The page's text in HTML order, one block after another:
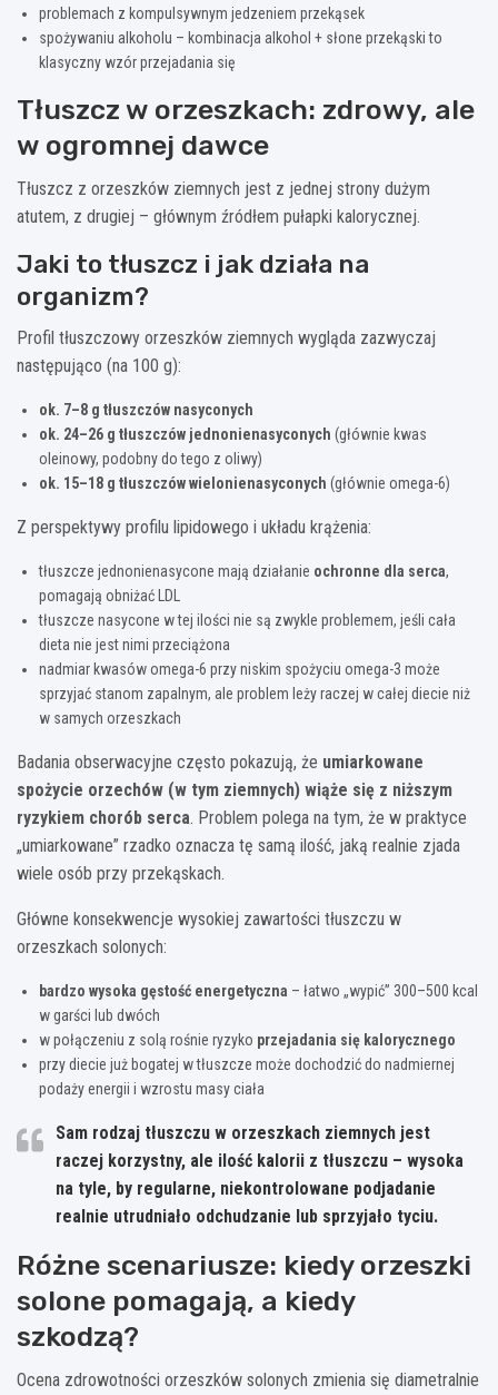
problemach z kompulsywnym jedzeniem przekąsek
spożywaniu alkoholu – kombinacja alkohol + słone przekąski to
klasyczny wzór przejadania się
Tłuszcz w orzeszkach: zdrowy, ale
w ogromnej dawce
Tłuszcz z orzeszków ziemnych jest z jednej strony dużym
atutem, z drugiej – głównym źródłem pułapki kalorycznej.
Jaki to tłuszcz i jak działa na
organizm?
Profil tłuszczowy orzeszków ziemnych wygląda zazwyczaj
następująco (na 100 g):
ok. 7–8 g tłuszczów nasyconych
ok. 24–26 g tłuszczów jednonienasyconych (głównie kwas
oleinowy, podobny do tego z oliwy)
ok. 15–18 g tłuszczów wielonienasyconych (głównie omega-6)
Z perspektywy profilu lipidowego i układu krążenia:
tłuszcze jednonienasycone mają działanie ochronne dla serca,
pomagają obniżać LDL
tłuszcze nasycone w tej ilości nie są zwykle problemem, jeśli cała
dieta nie jest nimi przeciążona
nadmiar kwasów omega-6 przy niskim spożyciu omega-3 może
sprzyjać stanom zapalnym, ale problem leży raczej w całej diecie niż
w samych orzeszkach
Badania obserwacyjne często pokazują, że umiarkowane
spożycie orzechów (w tym ziemnych) wiąże się z niższym
ryzykiem chorób serca. Problem polega na tym, że w praktyce
„umiarkowane” rzadko oznacza tę samą ilość, jaką realnie zjada
wiele osób przy przekąskach.
Główne konsekwencje wysokiej zawartości tłuszczu w
orzeszkach solonych:
bardzo wysoka gęstość energetyczna – łatwo „wypić” 300–500 kcal
w garści lub dwóch
w połączeniu z solą rośnie ryzyko przejadania się kalorycznego
przy diecie już bogatej w tłuszcze może dochodzić do nadmiernej
podaży energii i wzrostu masy ciała
Sam rodzaj tłuszczu w orzeszkach ziemnych jest
raczej korzystny, ale ilość kalorii z tłuszczu – wysoka
na tyle, by regularne, niekontrolowane podjadanie
realnie utrudniało odchudzanie lub sprzyjało tyciu.
Różne scenariusze: kiedy orzeszki
solone pomagają, a kiedy
szkodzą?
Ocena zdrowotności orzeszków solonych zmienia się diametralnie